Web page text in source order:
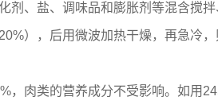
、盐、调味品和膨胀剂等混含搅拌
），后用微波加热干燥，再急冷
肉类的营养成分不受影响。如用